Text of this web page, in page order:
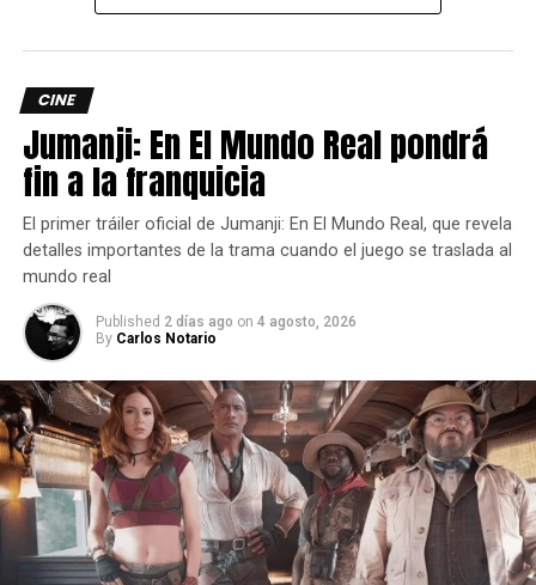
suscríbete a nuestro canal deYoutubeypodcast
comments
RELATED TOPICS: ALIEN CINE PREDATOR
SECUELAS
TERROR
AMD Radeon es la clave para vivir al máximo
CoD: Black Ops 6
DON'T MISS
EA SPORTS FC MOBILE vive la pasión de la
CONMEBOL Libertadores
Carlos Notario
CINE
Jumanji: En El Mundo Real pondrá
fin a la franquicia
El primer tráiler oficial de Jumanji: En El Mundo Real, que revela
detalles importantes de la trama cuando el juego se traslada al
mundo real
Published 2 días ago on 4 agosto, 2026
By Carlos Notario